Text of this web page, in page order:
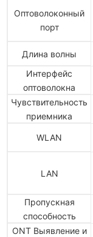
Оптоволоконный
порт
Длина волны
Интерфейс
оптоволокна
Чувствительность
приемника
WLAN
LAN
Пропускная
способность
ONT Выявление и